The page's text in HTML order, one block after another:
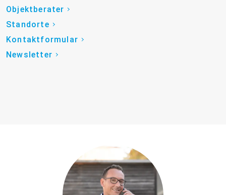
Objektberater
Standorte
Kontaktformular
Newsletter